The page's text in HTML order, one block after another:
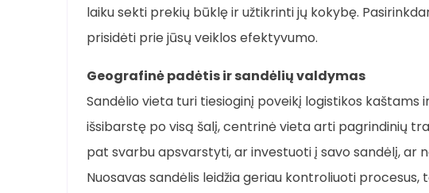
laiku sekti prekių būklę ir užtikrinti jų kokybę.
prisidėti prie jūsų veiklos efektyvumo.
Geografinė padėtis ir sandėlių valdymas
Sandėlio vieta turi tiesioginį poveikį logistikos
išsibarstę po visą šalį, centrinė vieta arti pagrindinių
pat svarbu apsvarstyti, ar investuoti į savo sandėlį, ar
Nuosavas sandėlis leidžia geriau kontroliuoti